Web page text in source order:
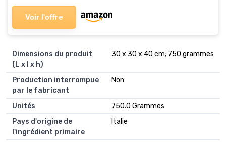
Voir l'offre
Dimensions du produit
(L x l x h)
‎30 x 30 x 40 cm; 750 grammes
Production interrompue
par le fabricant
‎Non
Unités
‎750.0 Grammes
Pays d'origine de
l'ingrédient primaire
‎Italie